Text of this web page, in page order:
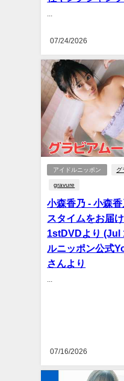
07/24/2026
アイドルニッポン グ
gravure
小森香乃 - 小森
スタイムをお届
1stDVDより (Jul
ルニッポン公式
さんより
07/16/2026